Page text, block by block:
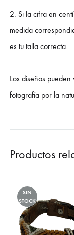
2. Si la cifra en
medida
es tu talla correcta.
Los diseños
fotografía por la
Productos
SIN
STOCK